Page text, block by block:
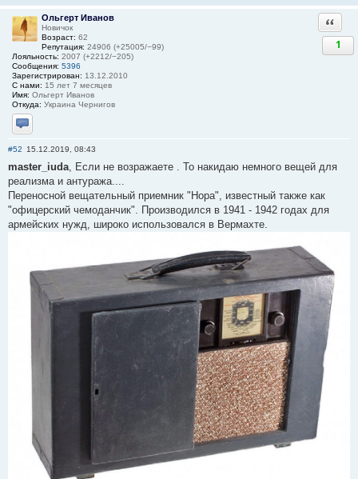
Ольгерт Иванов
Новичок
Возраст: 62
Репутация: 24906 (+25005/−99)
Лояльность: 2007 (+2212/−205)
Сообщения: 5396
Зарегистрирован: 13.12.2010
С нами: 15 лет 7 месяцев
Имя: Ольгерт Иванов
Откуда: Украина Чернигов
Отправить личное сообщение
1
#52 15.12.2019, 08:43
master_iuda, Если не возражаете . То накидаю немного вещей для
реализма и антуража....
Переносной вещательный приемник "Нора", известный также как
"офицерский чемоданчик". Производился в 1941 - 1942 годах для
армейских нужд, широко использовался в Вермахте.